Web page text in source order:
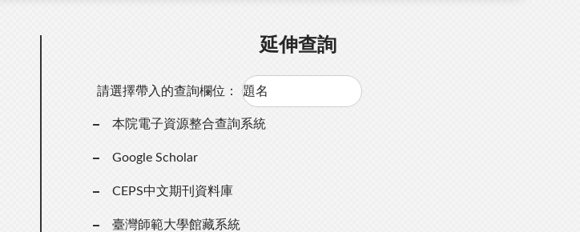
延伸查詢
請選擇帶入的查詢欄位：
本院電子資源整合查詢系統
Google Scholar
CEPS中文期刊資料庫
臺灣師範大學館藏系統